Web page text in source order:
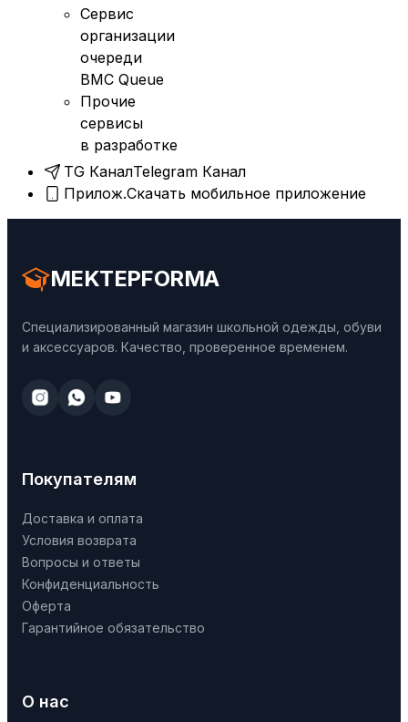
Сервис
организации
очереди
BMC Queue
Прочие
сервисы
в разработке
TG КаналTelegram Канал
Прилож.Скачать мобильное приложение
MEKTEPFORMA
Специализированный магазин школьной одежды, обуви
и аксессуаров. Качество, проверенное временем.
Покупателям
Доставка и оплата
Условия возврата
Вопросы и ответы
Конфиденциальность
Оферта
Гарантийное обязательство
О нас